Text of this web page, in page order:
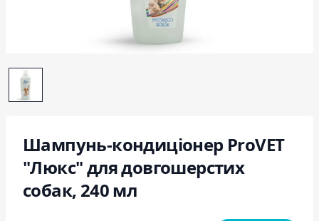
Шампунь-кондиціонер ProVET
"Люкс" для довгошерстих
собак, 240 мл